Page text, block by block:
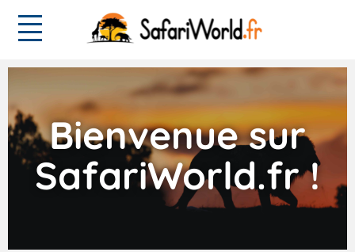
Bienvenue sur
SafariWorld.fr !